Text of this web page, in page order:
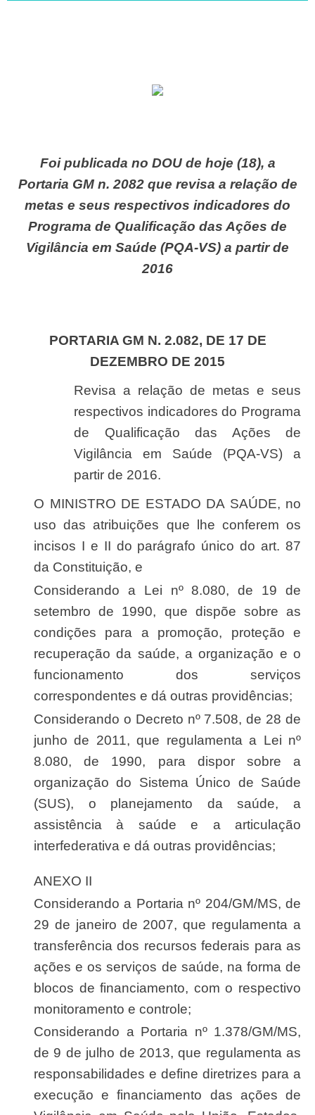
Foi publicada no DOU de hoje (18), a
Portaria GM n. 2082 que revisa a relação de
metas e seus respectivos indicadores do
Programa de Qualificação das Ações de
Vigilância em Saúde (PQA-VS) a partir de
2016
PORTARIA GM N. 2.082, DE 17 DE
DEZEMBRO DE 2015
Revisa a relação de metas e seus
respectivos indicadores do Programa
de Qualificação das Ações de
Vigilância em Saúde (PQA-VS) a
partir de 2016.
O MINISTRO DE ESTADO DA SAÚDE, no
uso das atribuições que lhe conferem os
incisos I e II do parágrafo único do art. 87
da Constituição, e
Considerando a Lei nº 8.080, de 19 de
setembro de 1990, que dispõe sobre as
condições para a promoção, proteção e
recuperação da saúde, a organização e o
funcionamento dos serviços
correspondentes e dá outras providências;
Considerando o Decreto nº 7.508, de 28 de
junho de 2011, que regulamenta a Lei nº
8.080, de 1990, para dispor sobre a
organização do Sistema Único de Saúde
(SUS), o planejamento da saúde, a
assistência à saúde e a articulação
interfederativa e dá outras providências;
ANEXO II
Considerando a Portaria nº 204/GM/MS, de
29 de janeiro de 2007, que regulamenta a
transferência dos recursos federais para as
ações e os serviços de saúde, na forma de
blocos de financiamento, com o respectivo
monitoramento e controle;
Considerando a Portaria nº 1.378/GM/MS,
de 9 de julho de 2013, que regulamenta as
responsabilidades e define diretrizes para a
execução e financiamento das ações de